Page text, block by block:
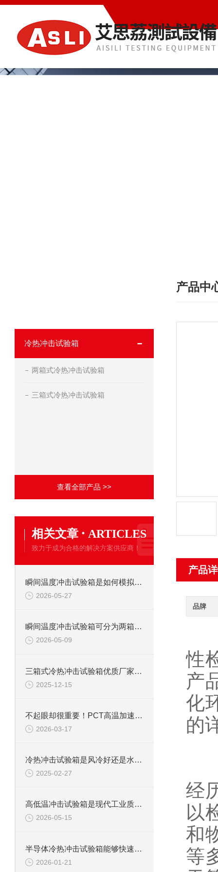
冷热冲击试验箱
两箱式冷热冲击试验箱
三箱式冷热冲击试验箱
查看全部产品 >>
相关文章 · ARTICLES
致力于成为合格的解决方案供应商！
瞬间温度冲击试验箱是如何模拟环境突变的?
2026-05-27
瞬间温度冲击试验箱可分为两箱式与三箱式两种
2026-05-09
三箱式冷热冲击试验箱优质厂家怎么选？这些关键点要牢记
2025-12-15
不起眼却很重要！PCT高温加速老化试验箱，守护每一件产品品质
2026-03-17
冷热冲击试验箱是风冷好还是水冷好？
2025-02-27
高低温冲击试验箱是现代工业质量管控中的重要工具
2026-05-15
半导体冷热冲击试验箱能够快速且准确地在高温和低温环境之间进行切换
2026-01-21
产品中
产品
品牌
性
产
化
的
经
以
和
等